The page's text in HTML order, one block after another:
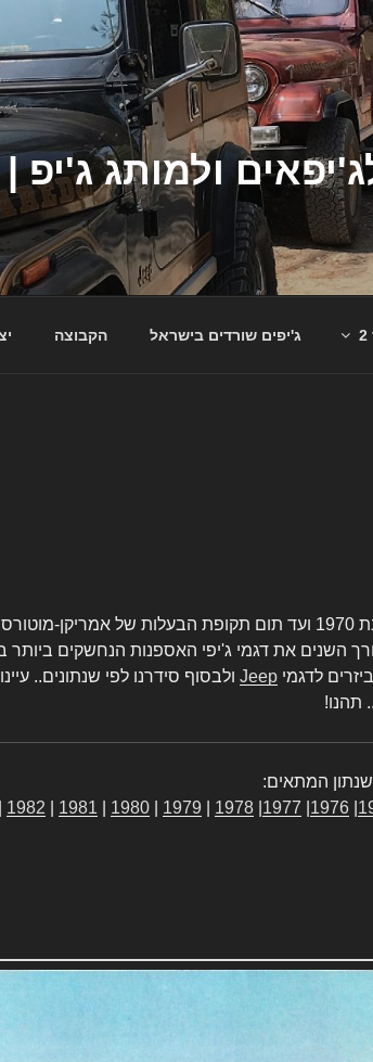
ג'יפים שורדים בישראל הקבוצה
משנת 1970 ועד תום תקופת הבעלות של אמריקן-
השנים את דגמי ג'יפי האספנות הנחשקים
לדגמי Jeep ולבסוף סידרנו לפי שנתונים..
תהנו!
המתאים:
1976
1977
1978
1979
1980
1981
1982